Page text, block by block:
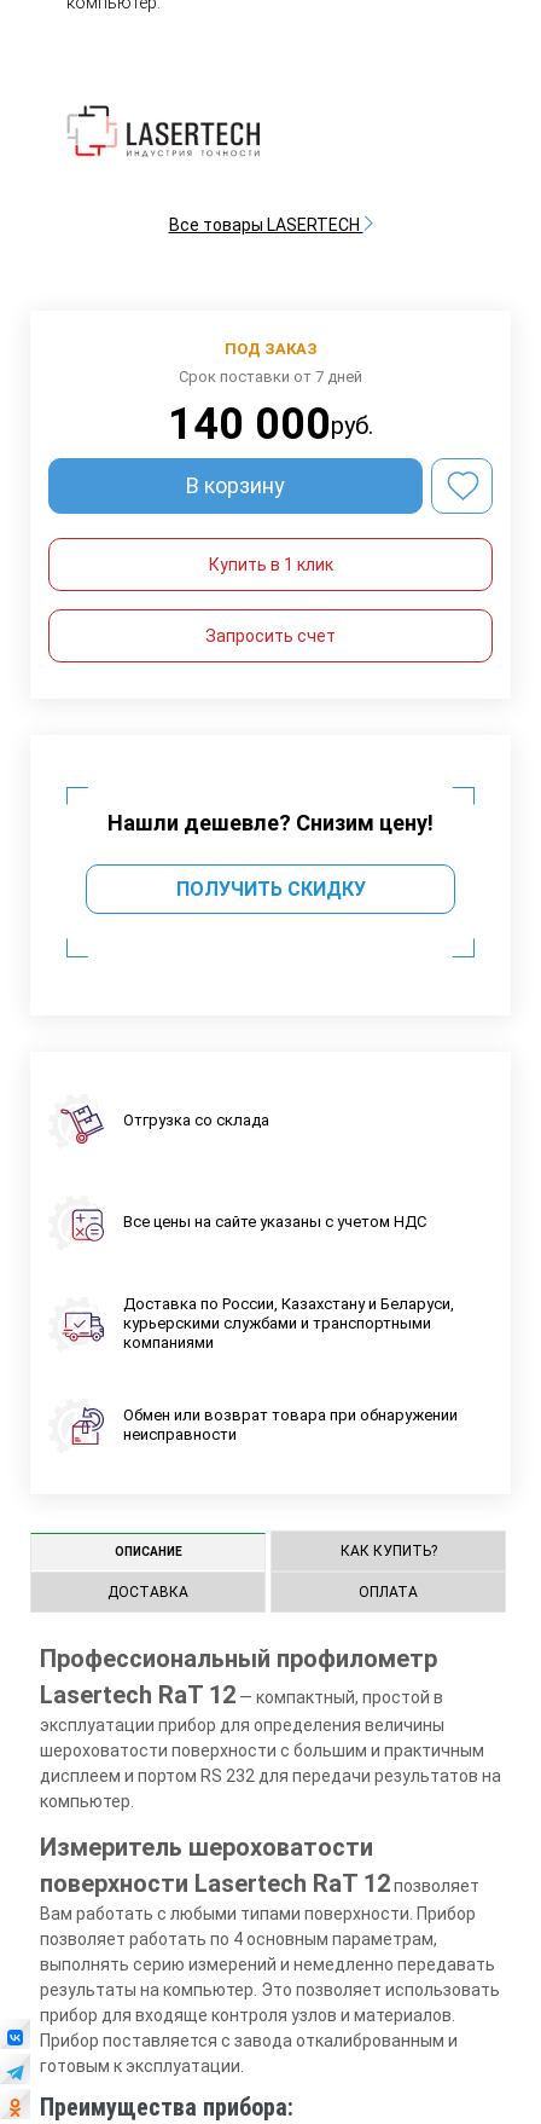
Все товары LASERTECH
ПОД ЗАКАЗ
Срок поставки от 7 дней
140 000руб.
В корзину
Купить в 1 клик
Запросить счет
Нашли дешевле? Снизим цену!
ПОЛУЧИТЬ СКИДКУ
Отгрузка со склада
Все цены на сайте указаны с учетом НДС
Доставка по России, Казахстану и Беларуси,
курьерскими службами и транспортными
компаниями
Обмен или возврат товара при обнаружении
неисправности
ОПИСАНИЕ КАК КУПИТЬ?
ДОСТАВКА ОПЛАТА
Профессиональный профилометр
Lasertech RaT 12— компактный, простой в
эксплуатации прибор для определения величины
шероховатости поверхности с большим и практичным
дисплеем и портом RS 232 для передачи результатов на
компьютер.
Измеритель шероховатости
поверхности Lasertech RaT 12позволяет
Вам работать с любыми типами поверхности. Прибор
позволяет работать по 4 основным параметрам,
выполнять серию измерений и немедленно передавать
результаты на компьютер. Это позволяет использовать
прибор для входяще контроля узлов и материалов.
Прибор поставляется с завода откалиброванным и
готовым к эксплуатации.
Преимущества прибора: